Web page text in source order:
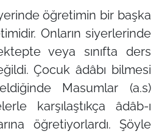
öğretimin bir başka
Onların siyerlerinde
veya sınıfta ders
Çocuk âdâbı bilmesi
Masumlar (a.s)
karşılaştıkça âdâb-ı
öğretiyorlardı. Şöyle